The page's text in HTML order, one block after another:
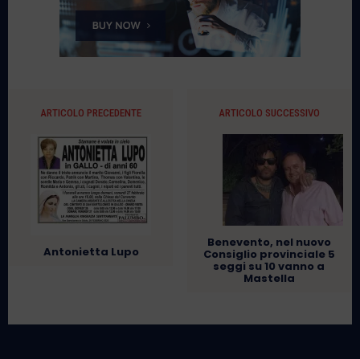
ARTICOLO PRECEDENTE
Antonietta Lupo
ARTICOLO SUCCESSIVO
Benevento, nel nuovo
Consiglio provinciale 5
seggi su 10 vanno a
Mastella